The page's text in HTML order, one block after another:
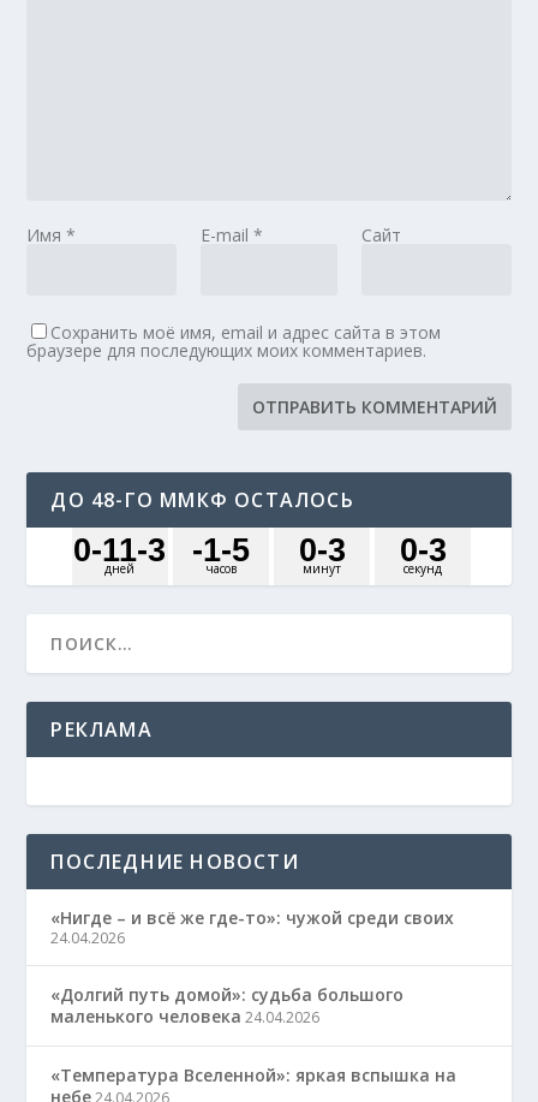
Имя* E-mail * Сайт
Сохранить моё имя, email и адрес сайта в этом
браузере для последующих моих комментариев.
ДО 48-ГО ММКФ ОСТАЛОСЬ
дней
0-11-3 часов
-1-5 минут
0-3 секунд
0-3
РЕКЛАМА
ПОСЛЕДНИЕ НОВОСТИ
«Нигде – и всё же где-то»: чужой среди своих
24.04.2026
«Долгий путь домой»: судьба большого
маленького человека 24.04.2026
«Температура Вселенной»: яркая вспышка на
небе